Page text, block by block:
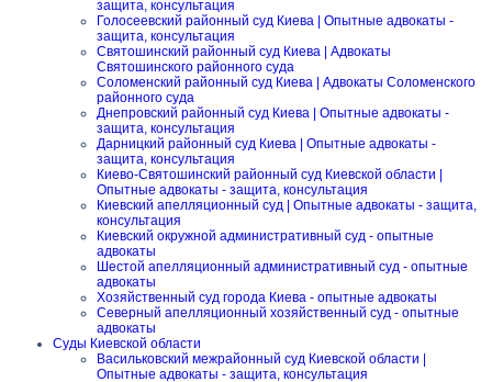
защита, консультация
Голосеевский районный суд Киева | Опытные адвокаты -
защита, консультация
Святошинский районный суд Киева | Адвокаты
Святошинского районного суда
Соломенский районный суд Киева | Адвокаты Соломенского
районного суда
Днепровский районный суд Киева | Опытные адвокаты -
защита, консультация
Дарницкий районный суд Киева | Опытные адвокаты -
защита, консультация
Киево-Святошинский районный суд Киевской области |
Опытные адвокаты - защита, консультация
Киевский апелляционный суд | Опытные адвокаты - защита,
консультация
Киевский окружной административный суд - опытные
адвокаты
Шестой апелляционный административный суд - опытные
адвокаты
Хозяйственный суд города Киева - опытные адвокаты
Северный апелляционный хозяйственный суд - опытные
адвокаты
Суды Киевской области
Васильковский межрайонный суд Киевской области |
Опытные адвокаты - защита, консультация